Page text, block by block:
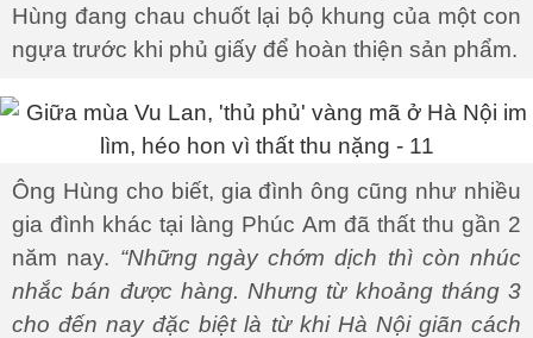
Hùng đang chau chuốt lại bộ khung của một con
ngựa trước khi phủ giấy để hoàn thiện sản phẩm.
Ông Hùng cho biết, gia đình ông cũng như nhiều
gia đình khác tại làng Phúc Am đã thất thu gần 2
năm nay. “Những ngày chớm dịch thì còn nhúc
nhắc bán được hàng. Nhưng từ khoảng tháng 3
cho đến nay đặc biệt là từ khi Hà Nội giãn cách